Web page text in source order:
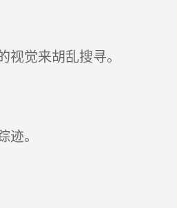
觉来胡乱搜寻。
。